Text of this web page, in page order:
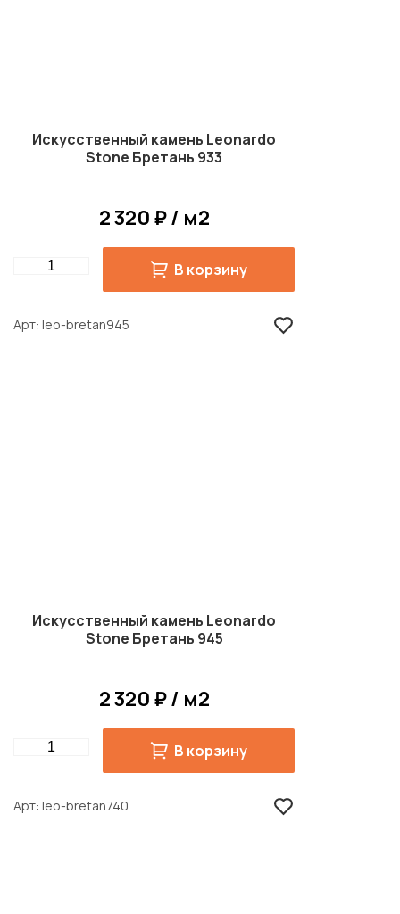
Искусственный камень Leonardo
Stone Бретань 933
2 320 ₽ / м2
Quantity В корзину
Арт leo-bretan945
Искусственный камень Leonardo
Stone Бретань 945
2 320 ₽ / м2
Quantity В корзину
Арт leo-bretan740